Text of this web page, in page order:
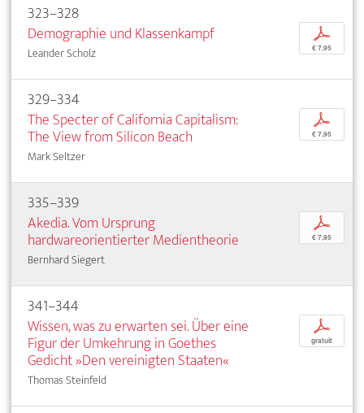
323–328
Demographie und Klassenkampf
Leander Scholz
p
€ 7,95
329–334
The Specter of California Capitalism:
The View from Silicon Beach
Mark Seltzer
p
€ 7,95
335–339
Akedia. Vom Ursprung
hardwareorientierter Medientheorie
Bernhard Siegert
p
€ 7,95
341–344
Wissen, was zu erwarten sei. Über eine
Figur der Umkehrung in Goethes
Gedicht »Den vereinigten Staaten«
Thomas Steinfeld
p
gratuit